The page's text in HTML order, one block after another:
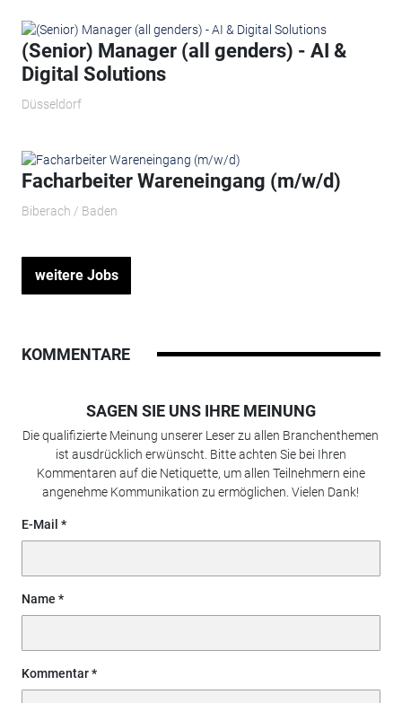
(Senior) Manager (all genders) - AI &
Digital Solutions
Düsseldorf
Facharbeiter Wareneingang (m/w/d)
Biberach / Baden
weitere Jobs
KOMMENTARE
SAGEN SIE UNS IHRE MEINUNG
Die qualifizierte Meinung unserer Leser zu allen Branchenthemen
ist ausdrücklich erwünscht. Bitte achten Sie bei Ihren
Kommentaren auf die Netiquette, um allen Teilnehmern eine
angenehme Kommunikation zu ermöglichen. Vielen Dank!
E-Mail
Name
Kommentar